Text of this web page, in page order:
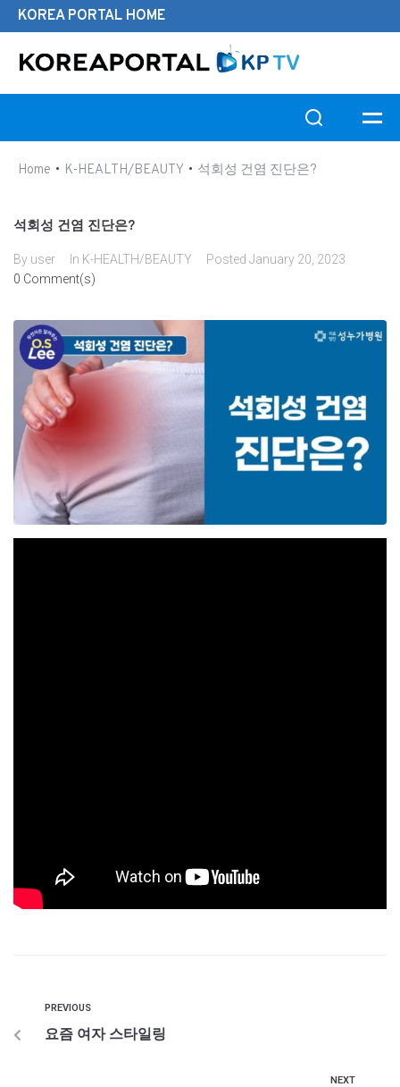
KOREA PORTAL HOME
Home • K-HEALTH/BEAUTY • 석회성 건염 진단은?
석회성 건염 진단은?
By user In K-HEALTH/BEAUTY Posted January 20, 2023
0 Comment(s)
PREVIOUS
요즘 여자 스타일링
NEXT